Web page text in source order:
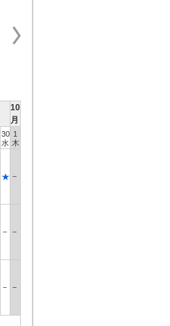
10
月
30
水
1
木
★ －
－ －
－ －